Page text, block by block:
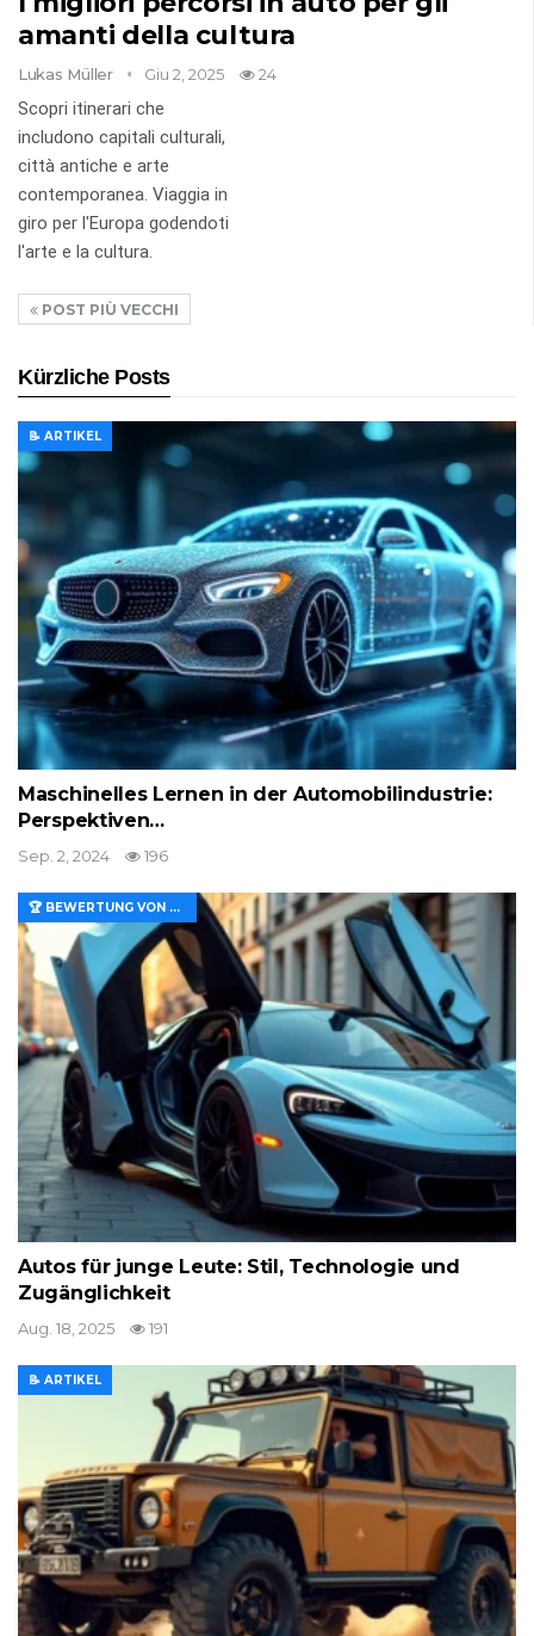
amanti della cultura
Lukas Müller Giu 2, 2025 24
Scopri itinerari che
includono capitali culturali,
città antiche e arte
contemporanea. Viaggia in
giro per l'Europa godendoti
l'arte e la cultura.
POST PIÙ VECCHI
Kürzliche Posts
📝 ARTIKEL
Maschinelles Lernen in der Automobilindustrie:
Perspektiven…
Sep. 2, 2024 196
🏆 BEWERTUNG VON MERKMALEN UND WERT
Autos für junge Leute: Stil, Technologie und
Zugänglichkeit
Aug. 18, 2025 191
📝 ARTIKEL